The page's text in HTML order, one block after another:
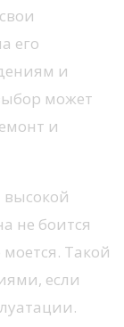
его
и
может
и
высокой
не боится
Такой
если